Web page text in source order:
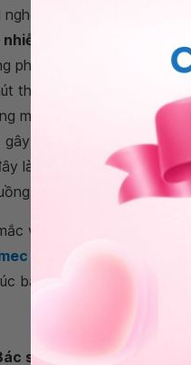
như bình thường.
sắc thể của phôi.
pháp để kết thúc thai kỳ
thai. Mỗi phương pháp
mất nhiều thời gian
gây sảy thai rút ngắn thời
là thủ thuật can thiệp,
tử cung sau thủ thuật.
về
để kiểm tra và tư vấn
bạn có thật nhiều sức
sĩ nội trú, Thạc sĩ